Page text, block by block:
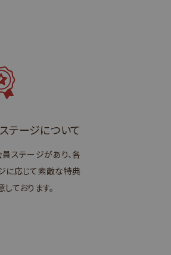
テージについて
ステージがあり、各
に応じて素敵な特典
ております。